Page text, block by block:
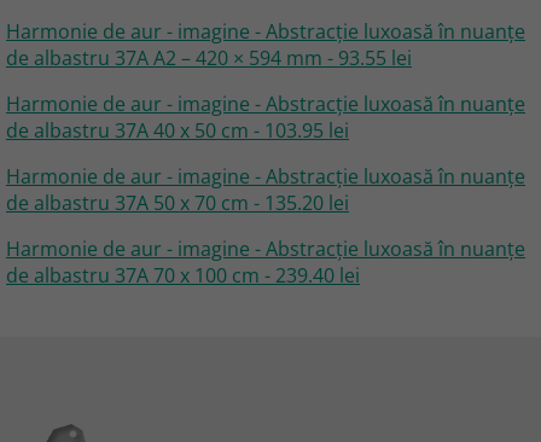
Harmonie de aur - imagine - Abstracție luxoasă în nuanțe
de albastru 37A A2 – 420 × 594 mm - 93.55 lei
Harmonie de aur - imagine - Abstracție luxoasă în nuanțe
de albastru 37A 40 x 50 cm - 103.95 lei
Harmonie de aur - imagine - Abstracție luxoasă în nuanțe
de albastru 37A 50 x 70 cm - 135.20 lei
Harmonie de aur - imagine - Abstracție luxoasă în nuanțe
de albastru 37A 70 x 100 cm - 239.40 lei